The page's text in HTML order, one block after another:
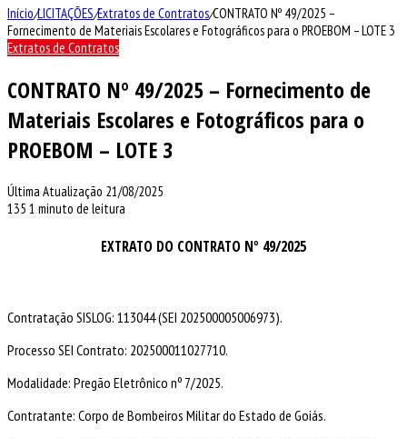
Início/LICITAÇÕES/Extratos de Contratos/CONTRATO Nº 49/2025 –
Fornecimento de Materiais Escolares e Fotográficos para o PROEBOM – LOTE 3
Extratos de Contratos
CONTRATO Nº 49/2025 – Fornecimento de
Materiais Escolares e Fotográficos para o
PROEBOM – LOTE 3
Última Atualização 21/08/2025
135 1 minuto de leitura
EXTRATO DO CONTRATO Nº 49/2025
Contratação SISLOG: 113044 (SEI 202500005006973).
Processo SEI Contrato: 202500011027710.
Modalidade: Pregão Eletrônico nº 7/2025.
Contratante: Corpo de Bombeiros Militar do Estado de Goiás.